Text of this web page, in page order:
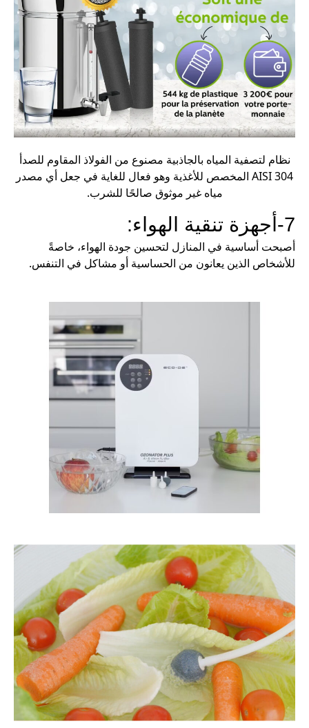
نظام لتصفية المياه بالجاذبية مصنوع من الفولاذ المقاوم للصدأ
AISI 304 المخصص للأغذية وهو فعال للغاية في جعل أي مصدر
مياه غير موثوق صالحًا للشرب.
7-أجهزة تنقية الهواء:
أصبحت أساسية في المنازل لتحسين جودة الهواء، خاصةً
للأشخاص الذين يعانون من الحساسية أو مشاكل في التنفس.